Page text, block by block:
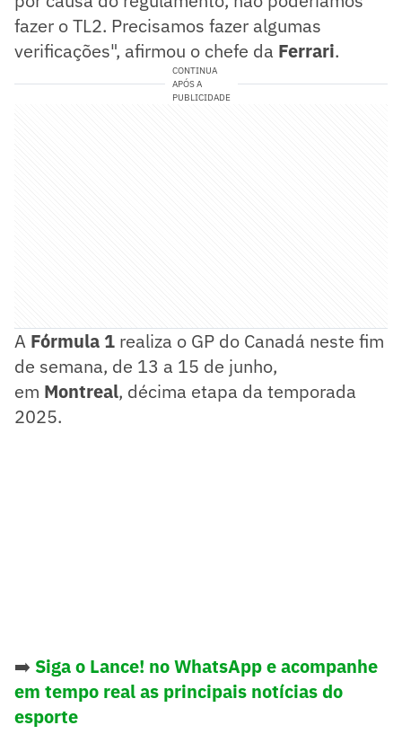
fazer o TL2. Precisamos fazer algumas
verificações", afirmou o chefe da Ferrari.
CONTINUA
APÓS A
PUBLICIDADE
A Fórmula 1 realiza o GP do Canadá neste fim
de semana, de 13 a 15 de junho,
em Montreal, décima etapa da temporada
2025.
➡️ Siga o Lance! no WhatsApp e acompanhe
em tempo real as principais notícias do
esporte